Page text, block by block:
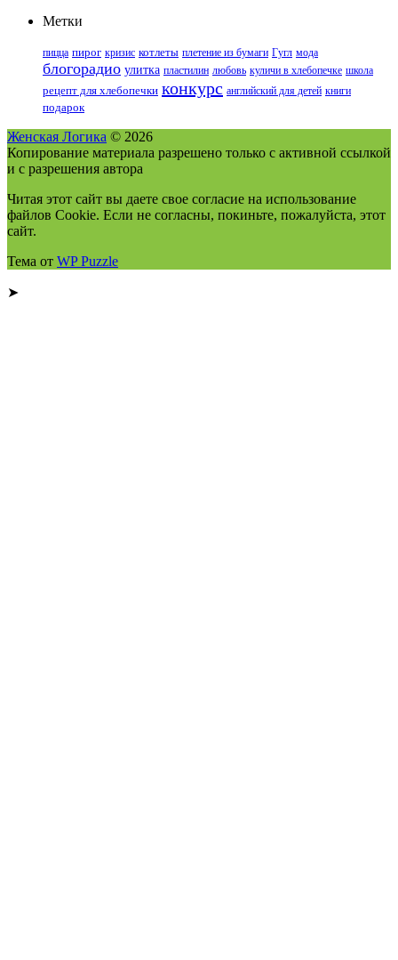
Метки
пицца пирог кризис котлеты плетение из бумаги Гугл мода
блогорадио улитка пластилин любовь куличи в хлебопечке школа
рецепт для хлебопечки конкурс английский для детей книги
подарок
Женская Логика © 2026
Копирование материала разрешено только с активной ссылкой
и с разрешения автора
Читая этот сайт вы даете свое согласие на использование
файлов Cookie. Если не согласны, покиньте, пожалуйста, этот
сайт.
Тема от WP Puzzle
➤